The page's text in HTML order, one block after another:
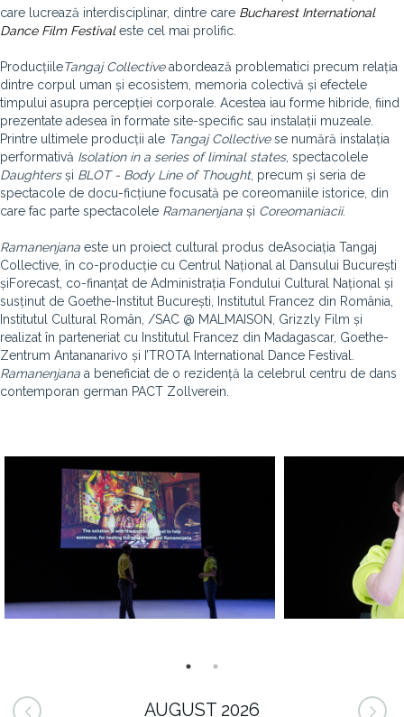
care lucrează interdisciplinar, dintre care Bucharest International
Dance Film Festivaleste cel mai prolific.
ProducțiileTangaj Collectiveabordează problematici precum relația
dintre corpul uman și ecosistem, memoria colectivă și efectele
timpului asupra percepției corporale. Acestea iau forme hibride, fiind
prezentate adesea în formate site-specific sau instalații muzeale.
Printre ultimele producții ale Tangaj Collectivese numără instalația
performativă Isolation in a series of liminal states, spectacolele
Daughtersși BLOT - Body Line of Thought, precum și seria de
spectacole de docu-ficțiune focusată pe coreomaniile istorice, din
care fac parte spectacolele Ramanenjana și Coreomaniacii.
Ramanenjana este un proiect cultural produs deAsociația Tangaj
Collective, în co-producție cu Centrul Național al Dansului București
șiForecast, co-finanțat de Administrația Fondului Cultural Național și
susținut de Goethe-Institut București, Institutul Francez din România,
Institutul Cultural Român, /SAC @ MALMAISON, Grizzly Film și
realizat în parteneriat cu Institutul Francez din Madagascar, Goethe-
Zentrum Antananarivo și I’TROTA International Dance Festival.
Ramanenjana a beneficiat de o rezidență la celebrul centru de dans
contemporan german PACT Zollverein.
AUGUST 2026